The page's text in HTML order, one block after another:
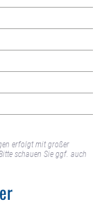
erfolgt mit großer
schauen Sie ggf. auch